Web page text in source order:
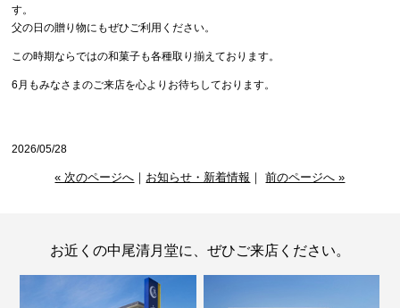
す。
父の日の贈り物にもぜひご利用ください。
この時期ならではの和菓子も各種取り揃えております。
6月もみなさまのご来店を心よりお待ちしております。
2026/05/28
« 次のページへ ｜ お知らせ・新着情報 ｜前のページへ »
お近くの中尾清月堂に、ぜひご来店ください。